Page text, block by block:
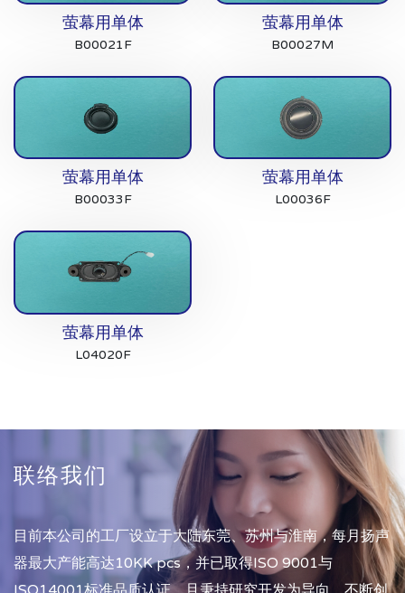
萤幕用单体
B00021F
萤幕用单体
B00027M
萤幕用单体
B00033F
萤幕用单体
L00036F
萤幕用单体
L04020F
联络我们
目前本公司的工厂设立于大陆东莞、苏州与淮南，每月扬声
器最大产能高达10KK pcs，并已取得ISO 9001与